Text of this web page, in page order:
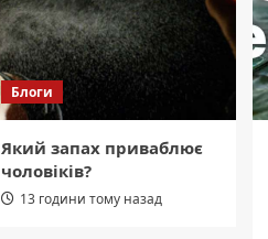
Блоги
Який запах приваблює
чоловіків?
13 години тому назад